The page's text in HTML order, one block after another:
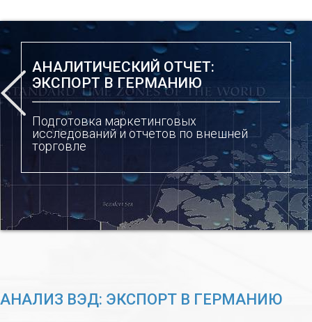
АНАЛИТИЧЕСКИЙ ОТЧЕТ:
ЭКСПОРТ В ГЕРМАНИЮ
Подготовка маркетинговых
исследований и отчетов по внешней
торговле
АНАЛИЗ ВЭД: ЭКСПОРТ В ГЕРМАНИЮ